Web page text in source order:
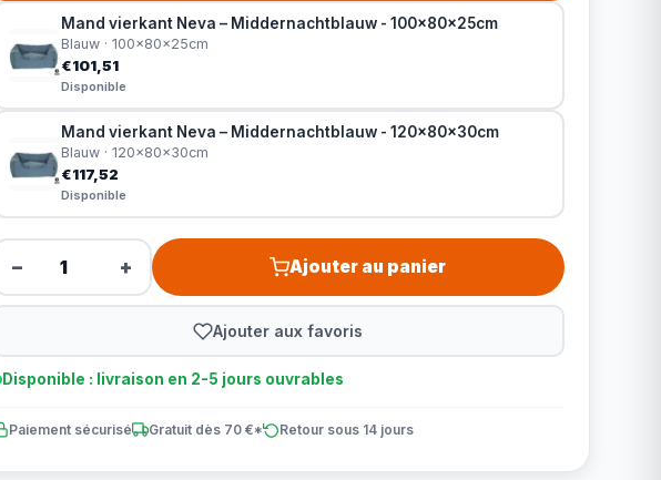
Mand vierkant Neva – Middernachtblauw - 100x80x25cm
Blauw · 100x80x25cm
€101,51
Disponible
Mand vierkant Neva – Middernachtblauw - 120x80x30cm
Blauw · 120x80x30cm
€117,52
Disponible
− + Ajouter au panier
Ajouter aux favoris
Disponible : livraison en 2-5 jours ouvrables
Paiement sécurisé Gratuit dès 70 €* Retour sous 14 jours